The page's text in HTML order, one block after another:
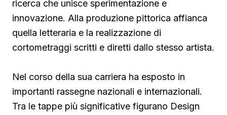
ricerca che unisce sperimentazione e
innovazione. Alla produzione pittorica affianca
quella letteraria e la realizzazione di
cortometraggi scritti e diretti dallo stesso artista.
Nel corso della sua carriera ha esposto in
importanti rassegne nazionali e internazionali.
Tra le tappe più significative figurano Design